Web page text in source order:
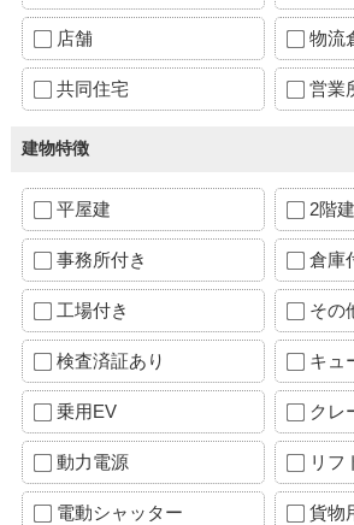
店舗 物流
共同住宅 営業
建物特徴
平屋建 2階
事務所付き 倉庫
工場付き その
検査済証あり キュ
乗用EV クレ
動力電源 リフ
電動シャッター 貨物